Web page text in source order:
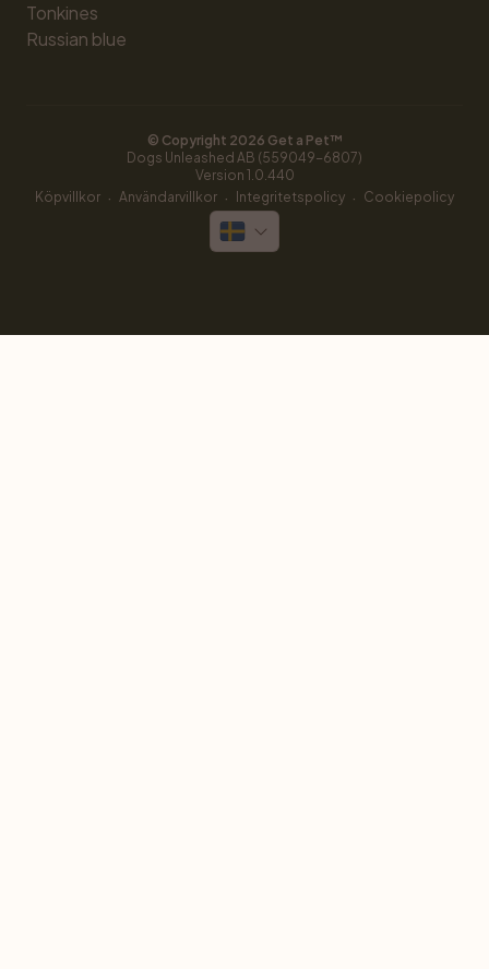
Tonkines
Russian blue
© Copyright 2026 Get a Pet™
Dogs Unleashed AB (559049-6807)
Version 1.0.440
Köpvillkor · Användarvillkor · Integritetspolicy · Cookiepolicy